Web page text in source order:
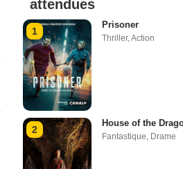
attendues
1
Prisoner
Thriller,Action
2
House of the
Fantastique, Drame